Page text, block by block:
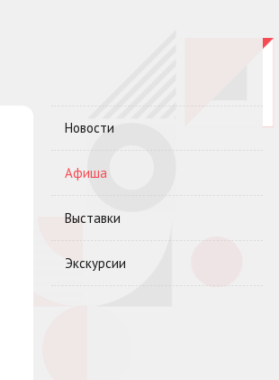
Новости
Афиша
Выставки
Экскурсии